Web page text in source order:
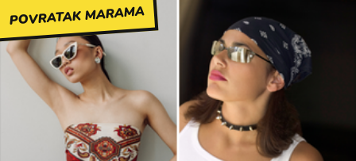
POVRATAK MARAMA